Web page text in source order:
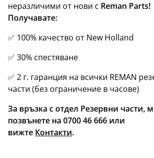
неразличими от нови с Reman Parts!
Получавате:
✅ 100% качество от New Holland
✅ 30% спестяване
✅ 2 г. гаранция на всички REMAN
части (без ограничение в часове)
За връзка с отдел Резервни части,
позвънете на 0700 46 666 или
вижте Контакти.